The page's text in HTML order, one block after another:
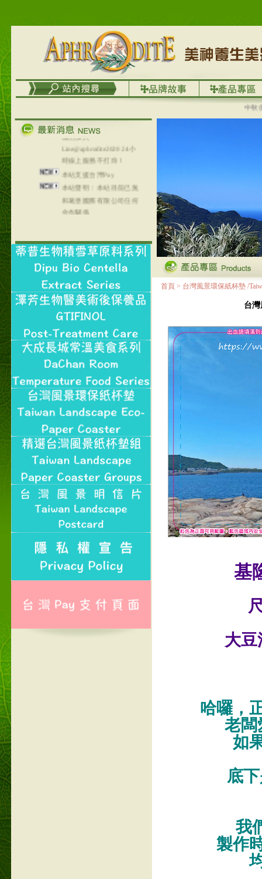
中秋優選
在外租屋者、居住處無管
理員、不方便在工作地點
取件者，歡迎多多使用
【郵局i郵箱】的服務喔～
【i郵箱】設立的地點，請
成功加入
Line@aphrodite2020 24小
時線上服務不打烊！
本站支援台灣Pay
本站聲明：本站目前已無
和葛堡國際有限公司任何
合作關係
本站支援支付宝
NT$320(RMB￥71.00)
首頁 > 台灣風景環保紙杯墊 /
台灣
基
大
哈囉，
老闆
如
底
我
製作